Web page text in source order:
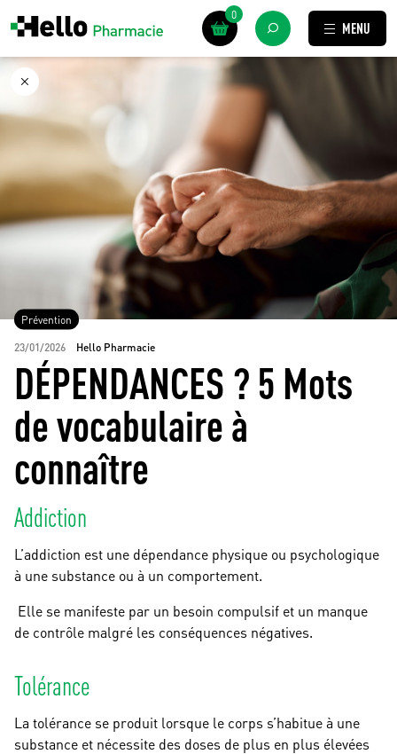
0
MENU
Prévention
23/01/2026 Hello Pharmacie
DÉPENDANCES ? 5 Mots
de vocabulaire à
connaître
Addiction
L’addiction est une dépendance physique ou psychologique
à une substance ou à un comportement.
Elle se manifeste par un besoin compulsif et un manque
de contrôle malgré les conséquences négatives.
Tolérance
La tolérance se produit lorsque le corps s’habitue à une
substance et nécessite des doses de plus en plus élevées